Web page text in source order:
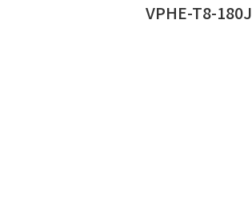
VPHE-T8-180J